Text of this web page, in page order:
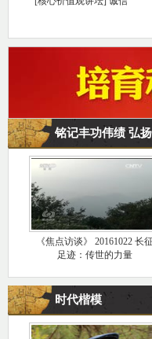
铭记丰功伟绩 弘
《焦点访谈》 20161022 长征
足迹：传世的力量
时代楷模